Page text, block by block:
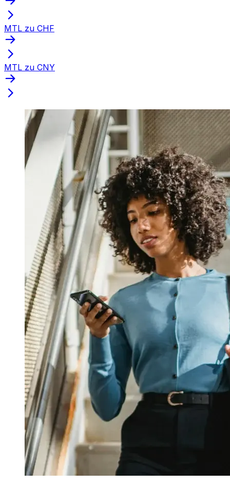
MTL zu CHF
MTL zu CNY